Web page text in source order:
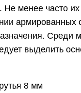
Не менее часто
армированных
Среди
выделить
8 мм